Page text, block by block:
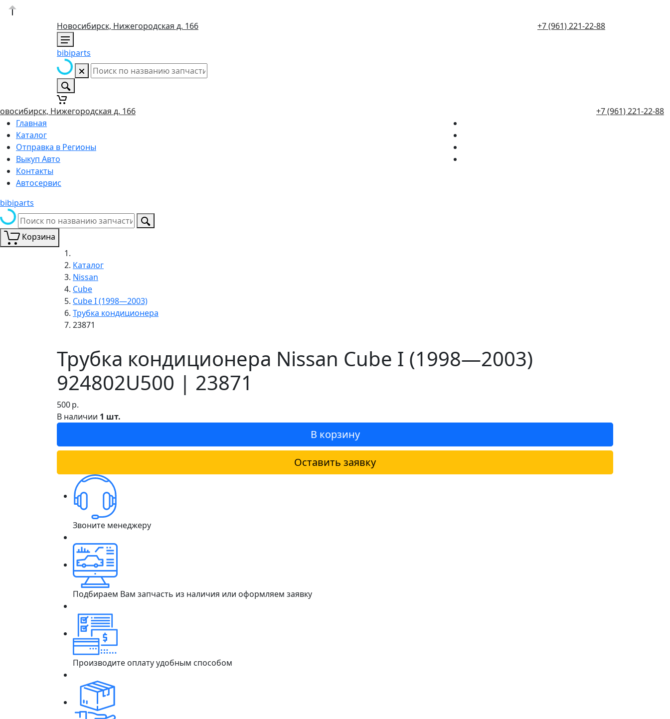
Новосибирск, Нижегородская д. 166 +7 (961) 221-22-88
bibiparts
Нижегородская д. 166
+7 (961) 221-22-88
Главная
Каталог
Отправка в Регионы
Выкуп Авто
Контакты
Автосервис
bibiparts
Корзина
Каталог
Nissan
Cube
Cube I (1998—2003)
Трубка кондиционера
23871
Трубка кондиционера Nissan Cube I (1998—2003)
924802U500 | 23871
500р.
В наличии 1 шт.
В корзину
Оставить заявку
Звоните менеджеру
Подбираем Вам запчасть из наличия или оформляем заявку
Производите оплату удобным способом